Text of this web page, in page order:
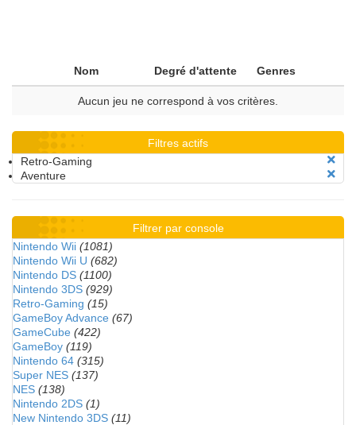
Nom Degré d'attente Genres
Aucun jeu ne correspond à vos critères.
Filtres actifs
Retro-Gaming
Aventure
Filtrer par console
Nintendo Wii (1081)
Nintendo Wii U (682)
Nintendo DS (1100)
Nintendo 3DS (929)
Retro-Gaming (15)
GameBoy Advance (67)
GameCube (422)
GameBoy (119)
Nintendo 64 (315)
Super NES (137)
NES (138)
Nintendo 2DS (1)
New Nintendo 3DS (11)